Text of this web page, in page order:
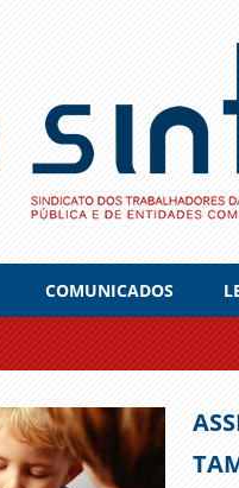
COMUNICADOS